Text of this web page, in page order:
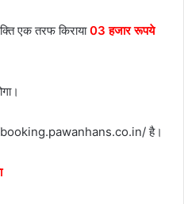
एक तरफ किराया03 हजार रूपये
booking.pawanhans.co.in/ है।